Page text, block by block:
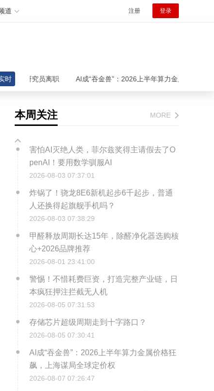
道 注册 登录
时
研究员离职 AI成“吞金兽”：2026上半年算力金属价格狂飙，上
本周关注 MORE
害怕AI灭绝人类，菲尔兹奖得主请假去了O
penAI！要用数学驯服AI
2026-08-03 07:37:01
炸锅了！骁龙8E6新机起步6千起步，普通
人还换得起旗舰手机吗？
2026-08-03 07:38:29
甲醛释放周期长达15年，除醛净化器选购核
心+2026品牌推荐
2026-08-01 23:41:00
警惕！不惜耗费巨资，打造完整产业链，日
本疯狂押注拦截无人机
2026-08-05 07:31:53
存储芯片超级周期走到十字路口？
2026-08-05 07:30:41
AI成“吞金兽”：2026上半年算力金属价格狂
飙，上海谋局全球定价权
2026-08-07 07:26:47